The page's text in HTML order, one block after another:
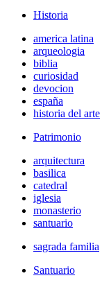
Historia
america latina
arqueologia
biblia
curiosidad
devocion
españa
historia del arte
Patrimonio
arquitectura
basilica
catedral
iglesia
monasterio
santuario
sagrada familia
Santuario